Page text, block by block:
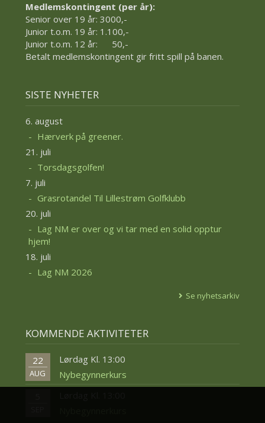
Medlemskontingent (per år):
Senior over 19 år: 3000,-
Junior t.o.m. 19 år: 1.100,-
Junior t.o.m. 12 år: 50,-
Betalt medlemskontingent gir fritt spill på banen.
SISTE NYHETER
6. august
Hærverk på greener.
21. juli
Torsdagsgolfen!
7. juli
Grasrotandel Til Lillestrøm Golfklubb
20. juli
Lag NM er over og vi tar med en solid opptur
hjem!
18. juli
Lag NM 2026
Se nyhetsarkiv
KOMMENDE AKTIVITETER
22
AUG
Lørdag Kl. 13:00
Nybegynnerkurs